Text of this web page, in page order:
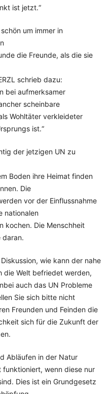
ist jetzt.“
um immer in
die Freunde, als die sie
schrieb dazu:
bei aufmerksamer
scheinbare
Wohltäter verkleideter
ist.“
der jetzigen UN zu
Boden ihre Heimat finden
Die
vor der Einflussnahme
nationalen
kochen. Die Menschheit
daran.
wie kann der nahe
die Welt befriedet werden,
auch das UN Probleme
Sie sich bitte nicht
Freunden und Feinden die
sich für die Zukunft der
Abläufen in der Natur
wenn diese nur
Dies ist ein Grundgesetz